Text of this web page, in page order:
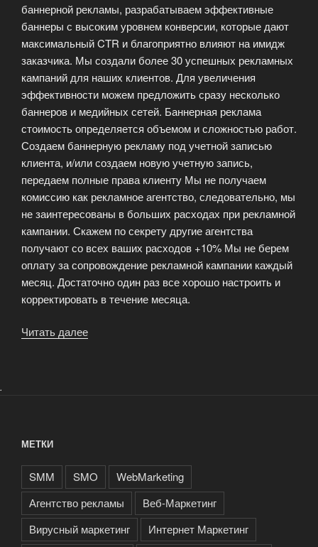
баннерной рекламы, разрабатываем эффективные
баннеры с высоким уровнем конверсии, которые дают
максимальный CTR и благоприятно влияют на имидж
заказчика. Мы создали более 30 успешных рекламных
кампаний для наших клиентов. Для увеличения
эффективности можем предложить сразу несколько
баннеров и медийных сетей. Баннерная реклама
стоимость определяется объемом и сложностью работ.
Создаем баннерную рекламу под учетной записью
клиента, и/или создаем новую учетную запись,
передаем полные права клиенту Мы не получаем
комиссию как рекламное агентство, следовательно, мы
не заинтересованы в больших расходах при рекламной
кампании. Скажем по секрету другие агентства
получают со всех ваших расходов +10% Мы не берем
оплату за сопровождение рекламной кампании каждый
месяц. Достаточно один раз все хорошо настроить и
корректировать в течение месяца.
Читать далее
.
МЕТКИ
SMM SMO
WebMarketing
Агентство рекламы
Веб-Маркетинг
Вирусный маркетинг
Интернет Маркетинг